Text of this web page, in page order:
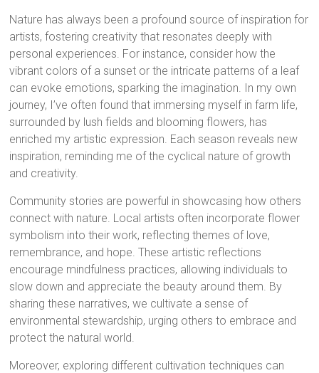
Nature has always been a profound source of inspiration for
artists, fostering creativity that resonates deeply with
personal experiences. For instance, consider how the
vibrant colors of a sunset or the intricate patterns of a leaf
can evoke emotions, sparking the imagination. In my own
journey, I’ve often found that immersing myself in farm life,
surrounded by lush fields and blooming flowers, has
enriched my artistic expression. Each season reveals new
inspiration, reminding me of the cyclical nature of growth
and creativity.
Community stories are powerful in showcasing how others
connect with nature. Local artists often incorporate flower
symbolism into their work, reflecting themes of love,
remembrance, and hope. These artistic reflections
encourage mindfulness practices, allowing individuals to
slow down and appreciate the beauty around them. By
sharing these narratives, we cultivate a sense of
environmental stewardship, urging others to embrace and
protect the natural world.
Moreover, exploring different cultivation techniques can